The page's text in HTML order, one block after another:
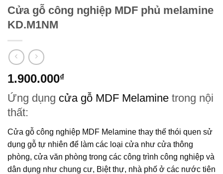
Cửa gỗ công nghiệp MDF phủ melamine
KD.M1NM
1.900.000₫
Ứng dụng cửa gỗ MDF Melamine trong nội
thất:
Cửa gỗ công nghiệp MDF Melamine thay thế thói quen sử
dụng gỗ tự nhiên để làm các loại cửa như cửa thông
phòng, cửa văn phòng trong các công trình công nghiệp và
dân dụng như chung cư, Biệt thự, nhà phố ở các nước tiên